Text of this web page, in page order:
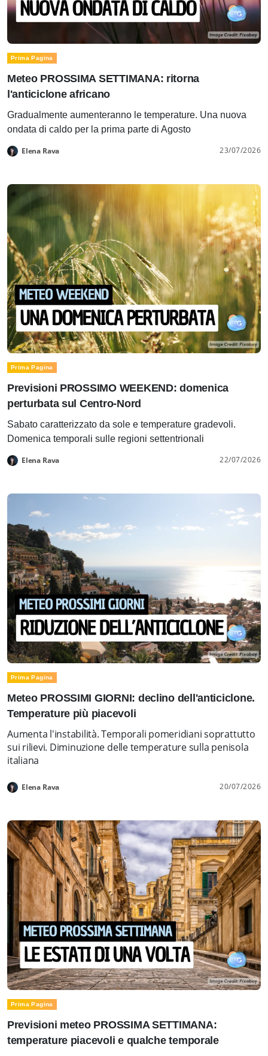
Prima Pagina
Meteo PROSSIMA SETTIMANA: ritorna
l'anticiclone africano
Gradualmente aumenteranno le temperature. Una nuova
ondata di caldo per la prima parte di Agosto
Elena Rava 23/07/2026
Prima Pagina
Previsioni PROSSIMO WEEKEND: domenica
perturbata sul Centro-Nord
Sabato caratterizzato da sole e temperature gradevoli.
Domenica temporali sulle regioni settentrionali
Elena Rava 22/07/2026
Prima Pagina
Meteo PROSSIMI GIORNI: declino dell'anticiclone.
Temperature più piacevoli
Aumenta l'instabilità. Temporali pomeridiani soprattutto
sui rilievi. Diminuzione delle temperature sulla penisola
italiana
Elena Rava 20/07/2026
Prima Pagina
Previsioni meteo PROSSIMA SETTIMANA:
temperature piacevoli e qualche temporale